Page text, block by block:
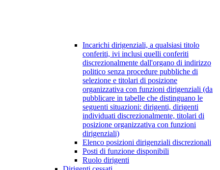
Incarichi dirigenziali, a qualsiasi titolo
conferiti, ivi inclusi quelli conferiti
discrezionalmente dall'organo di indirizzo
politico senza procedure pubbliche di
selezione e titolari di posizione
organizzativa con funzioni dirigenziali (da
pubblicare in tabelle che distinguano le
seguenti situazioni: dirigenti, dirigenti
individuati discrezionalmente, titolari di
posizione organizzativa con funzioni
dirigenziali)
Elenco posizioni dirigenziali discrezionali
Posti di funzione disponibili
Ruolo dirigenti